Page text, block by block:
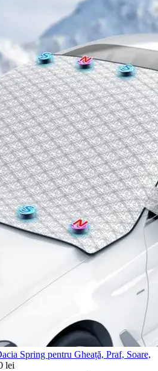
Spring pentru Gheață, Praf, Soare,
lei